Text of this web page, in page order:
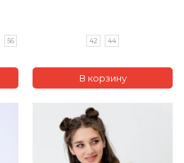
56 42 44